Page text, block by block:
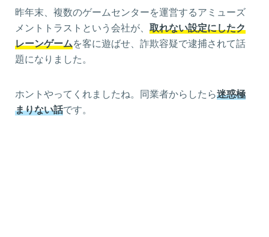
昨年末、複数のゲームセンターを運営するアミューズ
メントトラストという会社が、 取れない設定にしたク
レーンゲームを客に遊ばせ、詐欺容疑で逮捕されて話
題になりました。
ホントやってくれましたね。同業者からしたら迷惑極
まりない話です。